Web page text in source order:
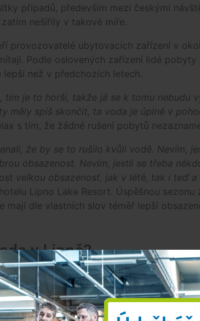
případů, především mezi českými
nešířily v takové míře.
provozovatelé ubytovacích zařízení v
Podle oslovených zařízení lidé pobyty
než v předchozích letech.
tím je to horší, takže já se k tomu nebudu
měly spíš skončit, ta voda je úplně v
s tím, že žádné rušení pobytů
že by se to rušilo kvůli vodě. Nevím,
obsazenost. Nevím, jestli se třeba
velkou obsazenost, jak v létě, tak i teď a
Lipno Lake Resort. Úspěšnou sezonu
mají dle vlastních slov téměř lepší
v Lipně?
hygienické stanice voda v Lipně
odebírá vzorek dle monitorovacího
dní. Když ten výsledek koupací vody
odběr,“uvedla mluvčí hygieniků